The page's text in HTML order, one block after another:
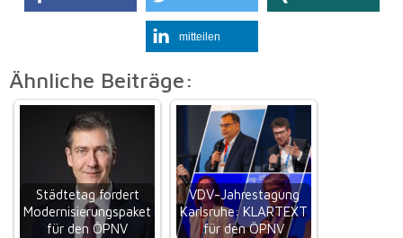
mitteilen
Ähnliche Beiträge:
Städtetag fordert
Modernisierungspaket
für den ÖPNV
VDV-Jahrestagung
Karlsruhe: KLARTEXT
für den ÖPNV